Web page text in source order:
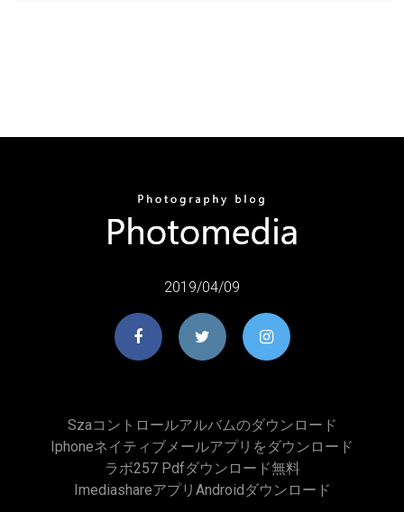
2019/04/09
Szaコントロールアルバムのダウンロード
Iphoneネイティブメールアプリをダウンロード
ラボ257 Pdfダウンロード無料
Imediashareアプリandroidダウンロード